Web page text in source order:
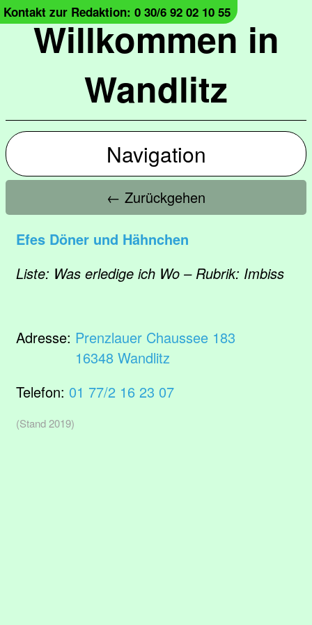
Willkommen in
Wandlitz
Kontakt zur Redaktion: 0 30/6 92 02 10 55
Navigation
← Zurückgehen
Efes Döner und Hähnchen
Liste: Was erledige ich Wo – Rubrik: Imbiss
Adresse: Prenzlauer Chaussee 183
16348 Wandlitz
Telefon: 01 77/2 16 23 07
(Stand 2019)